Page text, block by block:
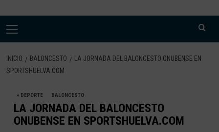
Menú
INICIO BALONCESTO
LA JORNADA DEL BALONCESTO ONUBENSE EN
SPORTSHUELVA.COM
+ DEPORTE BALONCESTO
LA JORNADA DEL BALONCESTO
ONUBENSE EN SPORTSHUELVA.COM